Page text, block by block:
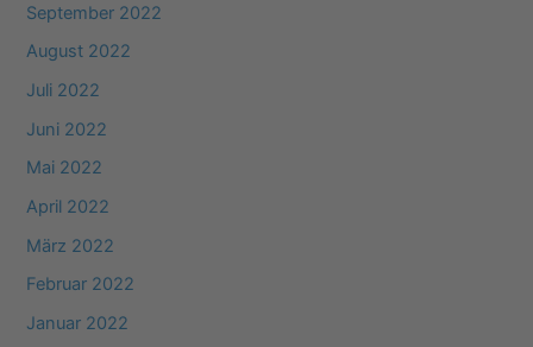
September 2022
August 2022
Juli 2022
Juni 2022
Mai 2022
April 2022
März 2022
Februar 2022
Januar 2022